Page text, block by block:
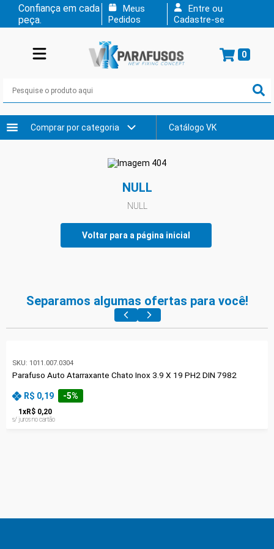
Confiança em cada
peça.
Meus
Pedidos
Entre ou
Cadastre-se
0
Comprar por categoria Catálogo VK
NULL
NULL
Voltar para a página inicial
Separamos algumas ofertas para você!
SKU: 1011.007.0304
Parafuso Auto Atarraxante Chato Inox 3.9 X 19 PH2 DIN 7982
R$ 0,19 -5%
1 xR$ 0,20
s/ juros no cartão